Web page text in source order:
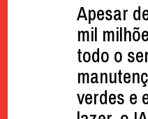
Apesar
mil
todo o
verdes e